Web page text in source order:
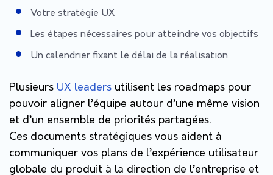
Votre stratégie UX
Les étapes nécessaires pour atteindre vos objectifs
Un calendrier fixant le délai de la réalisation.
Plusieurs UX leaders utilisent les roadmaps pour
pouvoir aligner l’équipe autour d’une même vision
et d’un ensemble de priorités partagées.
Ces documents stratégiques vous aident à
communiquer vos plans de l’expérience utilisateur
globale du produit à la direction de l’entreprise et